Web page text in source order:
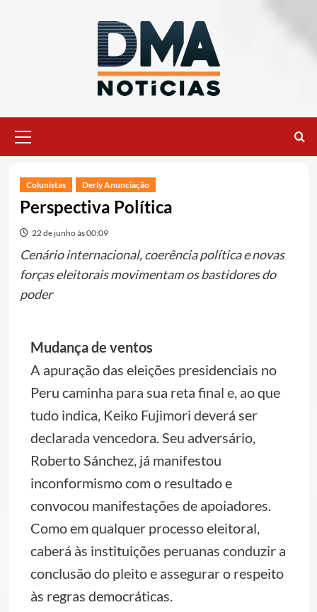
principal
Colunistas Derly Anunciação
Perspectiva Política
22 de junho às 00:09
Cenário internacional, coerência política e novas
forças eleitorais movimentam os bastidores do
poder
Mudança de ventos
A apuração das eleições presidenciais no
Peru caminha para sua reta final e, ao que
tudo indica, Keiko Fujimori deverá ser
declarada vencedora. Seu adversário,
Roberto Sánchez, já manifestou
inconformismo com o resultado e
convocou manifestações de apoiadores.
Como em qualquer processo eleitoral,
caberá às instituições peruanas conduzir a
conclusão do pleito e assegurar o respeito
às regras democráticas.